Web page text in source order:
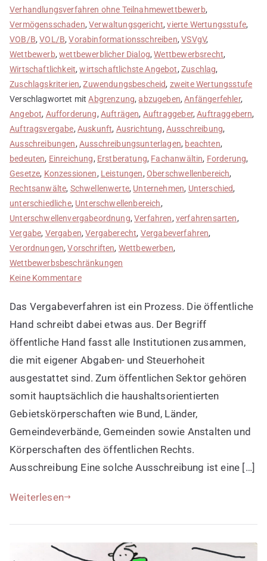
Verhandlungsverfahren ohne Teilnahmewettbewerb,
Vermögensschaden,Verwaltungsgericht,vierte Wertungsstufe,
VOB/B,VOL/B,Vorabinformationsschreiben,VSVgV,
Wettbewerb,wettbewerblicher Dialog,Wettbewerbsrecht,
Wirtschaftlichkeit,wirtschaftlichste Angebot, Zuschlag,
Zuschlagskriterien,Zuwendungsbescheid, zweite Wertungsstufe
Verschlagwortet mitAbgrenzung,abzugeben,Anfängerfehler,
Angebot, Aufforderung, Aufträgen, Auftraggeber,Auftraggebern,
Auftragsvergabe, Auskunft, Ausrichtung, Ausschreibung,
Ausschreibungen, Ausschreibungsunterlagen, beachten,
bedeuten, Einreichung, Erstberatung, Fachanwältin, Forderung,
Gesetze, Konzessionen, Leistungen, Oberschwellenbereich,
Rechtsanwälte, Schwellenwerte, Unternehmen, Unterschied,
unterschiedliche, Unterschwellenbereich,
Unterschwellenvergabeordnung,Verfahren, verfahrensarten,
Vergabe, Vergaben,Vergaberecht, Vergabeverfahren,
Verordnungen,Vorschriften, Wettbewerben,
Wettbewerbsbeschränkungen
Keine Kommentarezu
kurz
erklärt
Das Vergabeverfahren ist ein Prozess. Die öffentliche
Hand schreibt dabei etwas aus. Der Begriff
öffentliche Hand fasst alle Institutionen zusammen,
die mit eigener Abgaben- und Steuerhoheit
ausgestattet sind. Zum öffentlichen Sektor gehören
somit hauptsächlich die haushaltsorientierten
Gebietskörperschaften wie Bund, Länder,
Gemeindeverbände, Gemeinden sowie Anstalten und
Körperschaften des öffentlichen Rechts.
Ausschreibung Eine solche Ausschreibung ist eine […]
Weiterlesen